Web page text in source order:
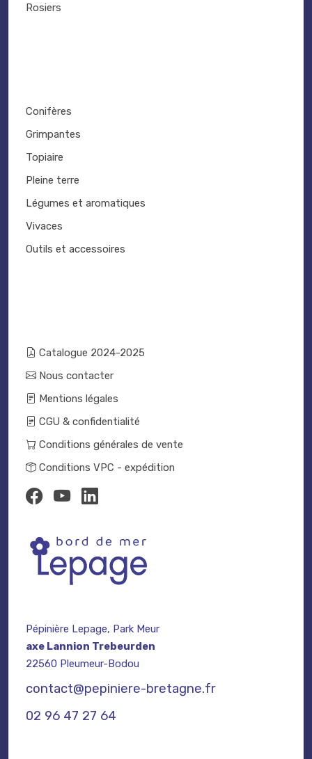
Rosiers
Conifères
Grimpantes
Topiaire
Pleine terre
Légumes et aromatiques
Vivaces
Outils et accessoires
Catalogue 2024-2025
Nous contacter
Mentions légales
CGU & confidentialité
Conditions générales de vente
Conditions VPC - expédition
Pépinière Lepage, Park Meur
axe Lannion Trebeurden
22560 Pleumeur-Bodou
contact@pepiniere-bretagne.fr
02 96 47 27 64